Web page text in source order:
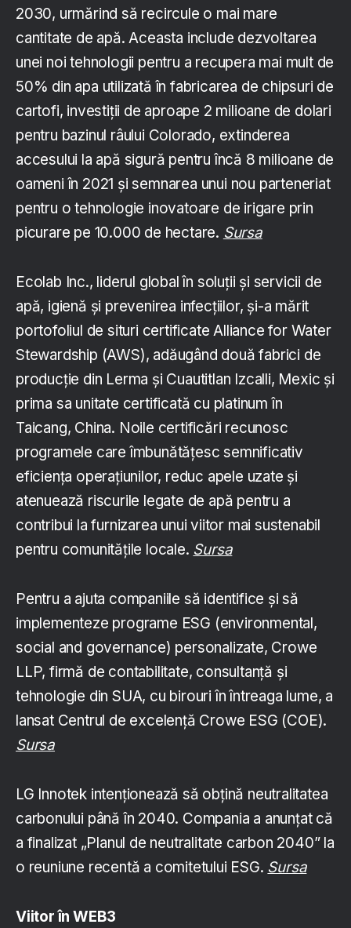
2030, urmărind să recircule o mai mare
cantitate de apă. Aceasta include dezvoltarea
unei noi tehnologii pentru a recupera mai mult de
50% din apa utilizată în fabricarea de chipsuri de
cartofi, investiții de aproape 2 milioane de dolari
pentru bazinul râului Colorado, extinderea
accesului la apă sigură pentru încă 8 milioane de
oameni în 2021 și semnarea unui nou parteneriat
pentru o tehnologie inovatoare de irigare prin
picurare pe 10.000 de hectare. Sursa
Ecolab Inc., liderul global în soluții și servicii de
apă, igienă și prevenirea infecțiilor, și-a mărit
portofoliul de situri certificate Alliance for Water
Stewardship (AWS), adăugând două fabrici de
producție din Lerma și Cuautitlan Izcalli, Mexic și
prima sa unitate certificată cu platinum în
Taicang, China. Noile certificări recunosc
programele care îmbunătățesc semnificativ
eficiența operațiunilor, reduc apele uzate și
atenuează riscurile legate de apă pentru a
contribui la furnizarea unui viitor mai sustenabil
pentru comunitățile locale. Sursa
Pentru a ajuta companiile să identifice și să
implementeze programe ESG (environmental,
social and governance) personalizate, Crowe
LLP, firmă de contabilitate, consultanță și
tehnologie din SUA, cu birouri în întreaga lume, a
lansat Centrul de excelență Crowe ESG (COE).
Sursa
LG Innotek intenționează să obțină neutralitatea
carbonului până în 2040. Compania a anunțat că
a finalizat „Planul de neutralitate carbon 2040” la
o reuniune recentă a comitetului ESG. Sursa
Viitorîn WEB3